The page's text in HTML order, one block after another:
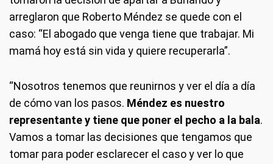
arreglaron que Roberto Méndez se quede con el
caso: “El abogado que venga tiene que trabajar. Mi
mamá hoy está sin vida y quiere recuperarla”.
“Nosotros tenemos que reunirnos y ver el día a día
de cómo van los pasos. Méndez es nuestro
representante y tiene que poner el pecho a la bala.
Vamos a tomar las decisiones que tengamos que
tomar para poder esclarecer el caso y ver lo que